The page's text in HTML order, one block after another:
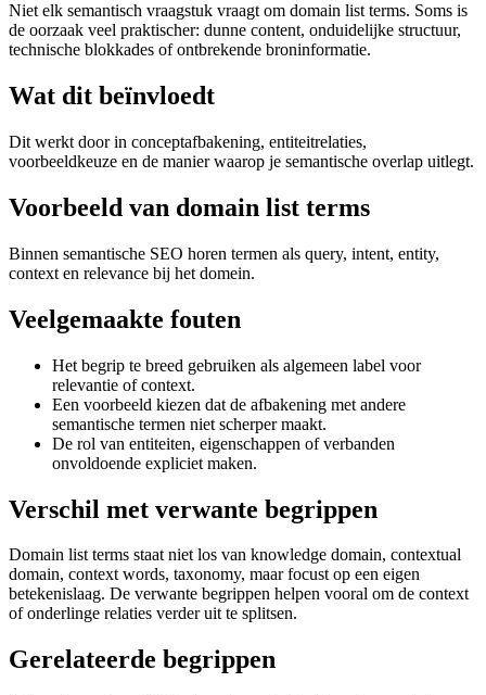
Niet elk semantisch vraagstuk vraagt om domain list terms. Soms is
de oorzaak veel praktischer: dunne content, onduidelijke structuur,
technische blokkades of ontbrekende broninformatie.
Wat dit beïnvloedt
Dit werkt door in conceptafbakening, entiteitrelaties,
voorbeeldkeuze en de manier waarop je semantische overlap uitlegt.
Voorbeeld van domain list terms
Binnen semantische SEO horen termen als query, intent, entity,
context en relevance bij het domein.
Veelgemaakte fouten
Het begrip te breed gebruiken als algemeen label voor
relevantie of context.
Een voorbeeld kiezen dat de afbakening met andere
semantische termen niet scherper maakt.
De rol van entiteiten, eigenschappen of verbanden
onvoldoende expliciet maken.
Verschil met verwante begrippen
Domain list terms staat niet los van knowledge domain, contextual
domain, context words, taxonomy, maar focust op een eigen
betekenislaag. De verwante begrippen helpen vooral om de context
of onderlinge relaties verder uit te splitsen.
Gerelateerde begrippen